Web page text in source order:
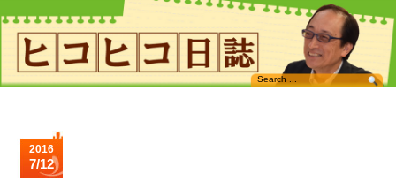
2016
7/12